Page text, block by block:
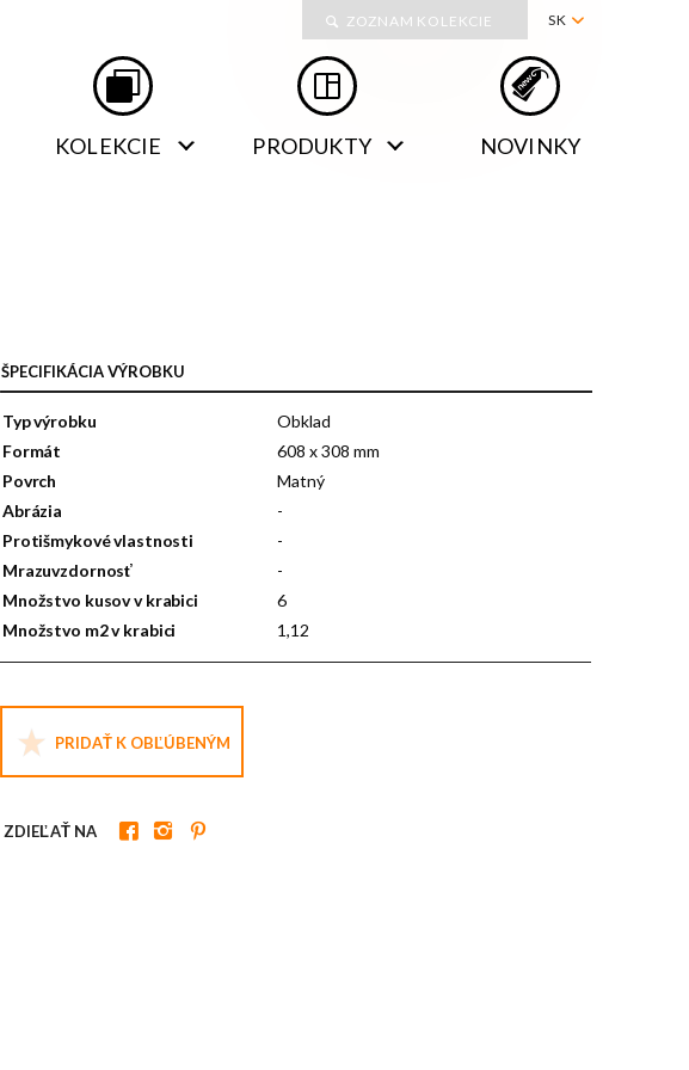
SK
KolekcieZOZNAM KOLEKCIE
KOLEKCIE PRODUKTY NOVINKY
ŠPECIFIKÁCIA VÝROBKU
Typ výrobku
Obklad
Formát
608 x 308 mm
Povrch
Matný
Abrázia
-
Protišmykové vlastnosti
-
Mrazuvzdornosť
-
Množstvo kusov v krabici
6
Množstvo m2 v krabici
1,12
PRIDAŤ K OBĽÚBENÝM
ZDIEĽAŤ NA